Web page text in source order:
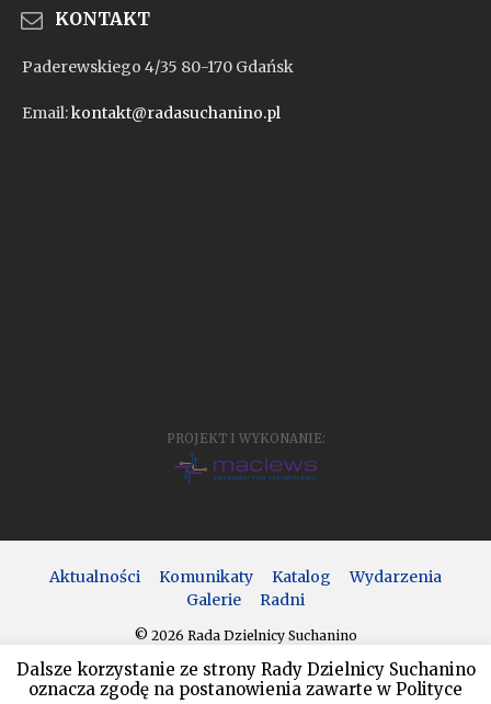
KONTAKT
Paderewskiego 4/35 80-170 Gdańsk
Email:kontakt@radasuchanino.pl
PROJEKT I WYKONANIE:
Aktualności Komunikaty Katalog
Wydarzenia
Galerie
Radni
© 2026 Rada Dzielnicy Suchanino
Dalsze korzystanie ze strony Rady Dzielnicy Suchanino
oznacza zgodę na postanowienia zawarte w Polityce